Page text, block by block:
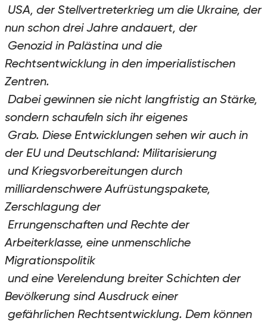
USA, der Stellvertreterkrieg um die Ukraine, der
nun schon drei Jahre andauert, der
Genozid in Palästina und die
Rechtsentwicklung in den imperialistischen
Zentren.
Dabei gewinnen sie nicht langfristig an Stärke,
sondern schaufeln sich ihr eigenes
Grab. Diese Entwicklungen sehen wir auch in
der EU und Deutschland: Militarisierung
und Kriegsvorbereitungen durch
milliardenschwere Aufrüstungspakete,
Zerschlagung der
Errungenschaften und Rechte der
Arbeiterklasse, eine unmenschliche
Migrationspolitik
und eine Verelendung breiter Schichten der
Bevölkerung sind Ausdruck einer
gefährlichen Rechtsentwicklung. Dem können